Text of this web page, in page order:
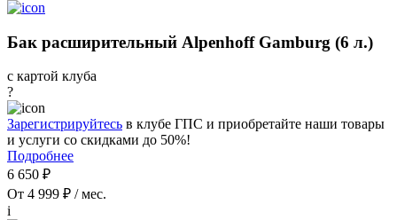
Бак расширительный Alpenhoff Gamburg (6 л.)
с картой клуба
?
Зарегистрируйтесь в клубе ГПС и приобретайте наши товары
и услуги со скидками до 50%!
Подробнее
6 650 ₽
От 4 999 ₽ / мес.
i